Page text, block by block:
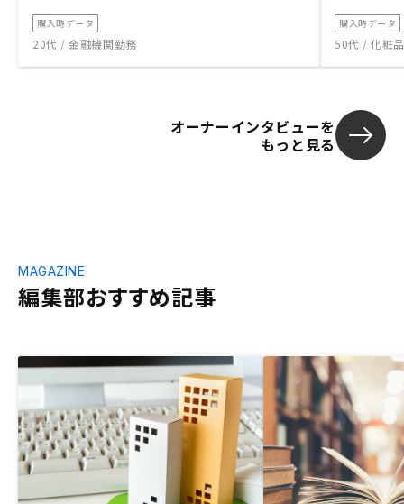
購入時データ
20代 / 金融機関勤務
購入時データ
50代 / 化粧
オーナーインタビューを
もっと見る
編集部おすすめ記事
MAGAZINE